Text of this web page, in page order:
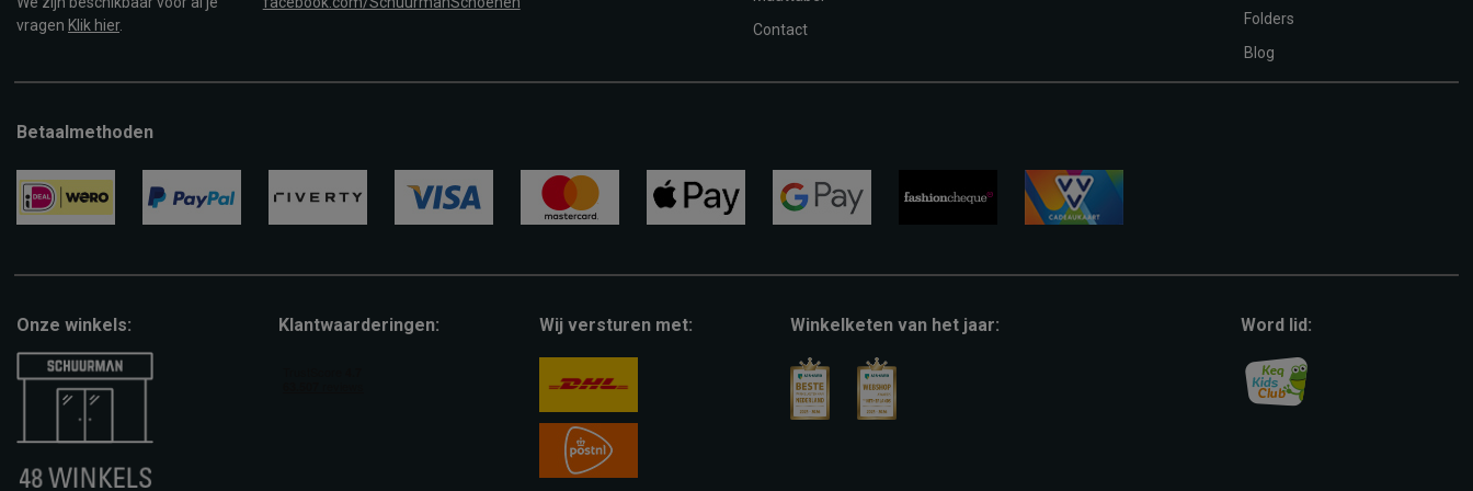
vragen Klik hier.
Contact
Folders
Blog
Betaalmethoden
Onze winkels: Klantwaarderingen: Wij versturen met: Winkelketen van het jaar: Word lid: